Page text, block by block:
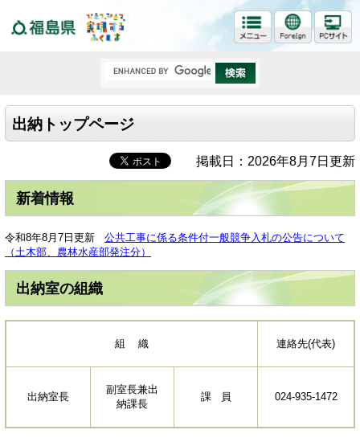
出納トップページ
掲載日：2026年8月7日更新
新着情報
令和8年8月7日更新 公共工事に係る条件付一般競争入札の公告について
（土木部、農林水産部発注分）​
出納室の組織
組 織 連絡先(代表)
出納室長
副室長兼出
納課長
課 員 024-935-1472